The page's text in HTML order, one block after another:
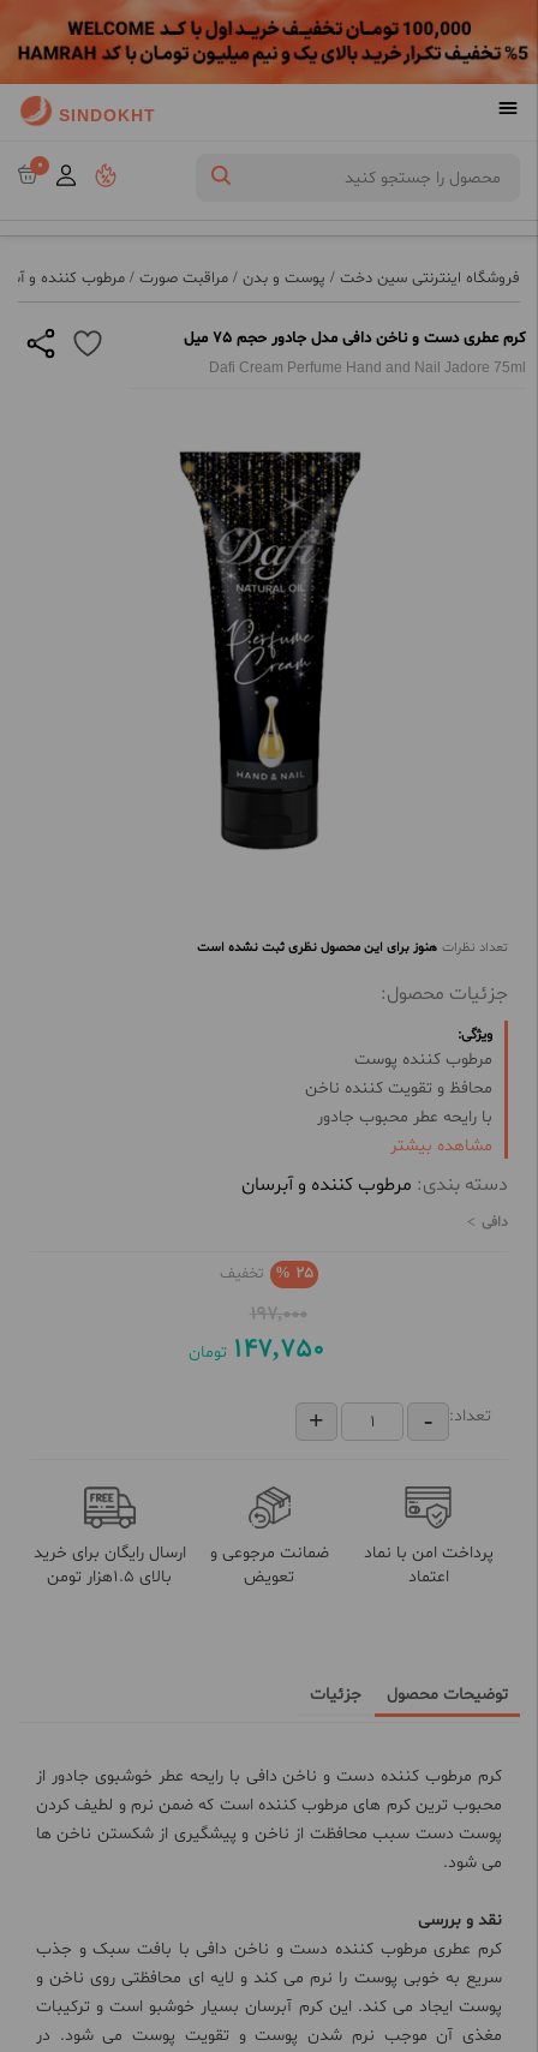
SINDOKHT
0
فروشگاه اینترنتی سین دخت / پوست و بدن / مراقبت صورت / مرطوب کننده و
کرم عطری دست و ناخن دافی مدل جادور حجم 75 میل
Dafi Cream Perfume Hand and Nail Jadore 75ml
تعداد نظرات هنوز برای این محصول نظری ثبت نشده است
جزئیات محصول:
ویژگی:
مرطوب کننده پوست
محافظ و تقویت کننده ناخن
با رایحه عطر محبوب جادور
ضد خشکی پوست
حاوی روغن آرگان، شی باتر و ویتامین
مشاهده بیشتر
دسته بندی: مرطوب کننده و آبرسان
دافی
25 % تخفیف
197,000
147,750 تومان
تعداد:
پرداخت امن با نماد
اعتماد
ضمانت مرجوعی و
تعویض
ارسال رایگان برای خرید
بالای 1.5هزار تومن
توضیحات محصول جزئیات
کرم مرطوب کننده دست و ناخن دافی با رایحه عطر خوشبوی جادور از
محبوب ترین کرم های مرطوب کننده است که ضمن نرم و لطیف کردن
پوست دست سبب محافظت از ناخن و پیشگیری از شکستن ناخن ها
می شود.
نقد و بررسی
کرم عطری مرطوب کننده دست و ناخن دافی با بافت سبک و جذب
سریع به خوبی پوست را نرم می کند و لایه ای محافظتی روی ناخن و
پوست ایجاد می کند. این کرم آبرسان بسیار خوشبو است و ترکیبات
مغذی آن موجب نرم شدن پوست و تقویت پوست می شود. در